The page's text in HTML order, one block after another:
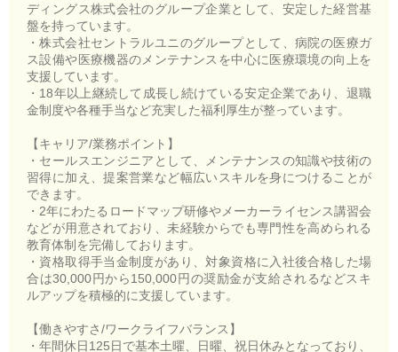
ディングス株式会社のグループ企業として、安定した経営基
盤を持っています。
・株式会社セントラルユニのグループとして、病院の医療ガ
ス設備や医療機器のメンテナンスを中心に医療環境の向上を
支援しています。
・18年以上継続して成長し続けている安定企業であり、退職
金制度や各種手当など充実した福利厚生が整っています。
【キャリア/業務ポイント】
・セールスエンジニアとして、メンテナンスの知識や技術の
習得に加え、提案営業など幅広いスキルを身につけることが
できます。
・2年にわたるロードマップ研修やメーカーライセンス講習会
などが用意されており、未経験からでも専門性を高められる
教育体制を完備しております。
・資格取得手当金制度があり、対象資格に入社後合格した場
合は30,000円から150,000円の奨励金が支給されるなどスキ
ルアップを積極的に支援しています。
【働きやすさ/ワークライフバランス】
・年間休日125日で基本土曜、日曜、祝日休みとなっており、